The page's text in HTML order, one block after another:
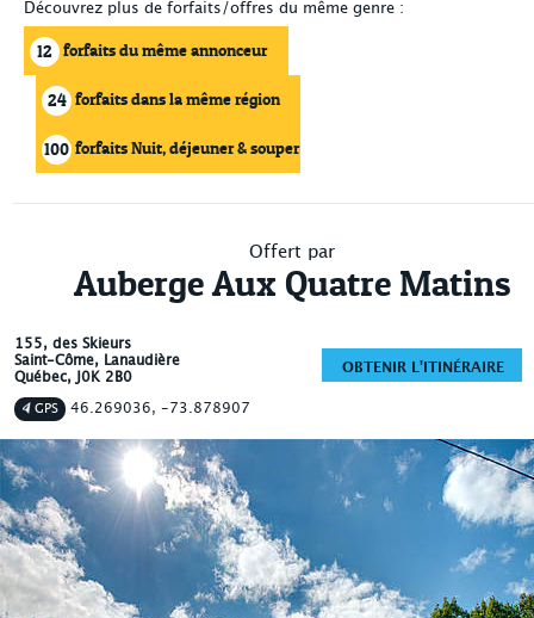
Découvrez plus de forfaits/offres du même genre :
12 forfaits du même annonceur
24 forfaits dans la même région
100 forfaits Nuit, déjeuner & souper
Offert par
Auberge Aux Quatre Matins
155, des Skieurs
Saint-Côme, Lanaudière
Québec, J0K 2B0
GPS 46.269036, -73.878907
OBTENIR L'ITINÉRAIRE